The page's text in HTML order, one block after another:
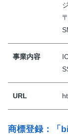
事業内容
URL
商標登録：「